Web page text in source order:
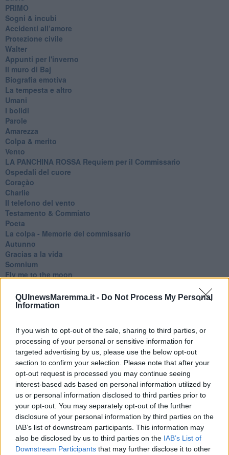
QUInewsMaremma.it - Do Not Process My Personal
Information
If you wish to opt-out of the sale, sharing to third parties, or
processing of your personal or sensitive information for
targeted advertising by us, please use the below opt-out
section to confirm your selection. Please note that after your
opt-out request is processed you may continue seeing
interest-based ads based on personal information utilized by
us or personal information disclosed to third parties prior to
your opt-out. You may separately opt-out of the further
disclosure of your personal information by third parties on the
IAB’s list of downstream participants. This information may
also be disclosed by us to third parties on the IAB’s List of
Downstream Participants that may further disclose it to other
PRIMO
Sogni & incubi
Accidenti all’amore
Protezione civile
Walter
Appunti per l'inverno
Il muro di Baj
Biografia emotiva
La tempesta e altro
Umani
I bolidi
Parole
Amarezza
Colpa & merito
Vento
​LA PANCHINA ROSSA Requiem per il Commissario
Ospedali del cuore
Coraçào
Charlie
Il telefono del vento
Testamento & Commiato
Poeta
​La colpa - Memorie del commissario
Autunno
Gracias a la vida
Somnium
Fly me to the moon
O sonho de um prisioneiro
Memòrias
Scrivi
Bestiario
Pillole
Veglia
​“D” come delitto
Belle lettere
25 Aprile
Todo el bien, todo el mal
Silenzio
Le parole
​L’Australiana
Le stelle del jazz